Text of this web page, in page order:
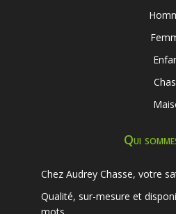
Qui
Chez Audrey Chasse, votre
Qualité, sur-mesure et
mots.